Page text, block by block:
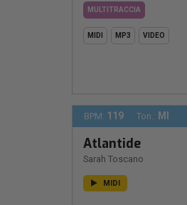
MULTITRACCIA
MIDI MP3 VIDEO
BPM: 119 Ton.: MI
Atlantide
Sarah Toscano
MIDI